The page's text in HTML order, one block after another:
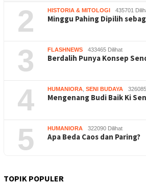
2 HISTORIA & MITOLOGI 435701
Minggu Pahing Dipilih
3 FLASHNEWS 433465 Dilihat
Berdalih Punya Konsep
4 HUMANIORA, SENI BUDAYA
Mengenang Budi Baik Ki
5 HUMANIORA 322090 Dilihat
Apa Beda Caos dan Paring?
TOPIK POPULER